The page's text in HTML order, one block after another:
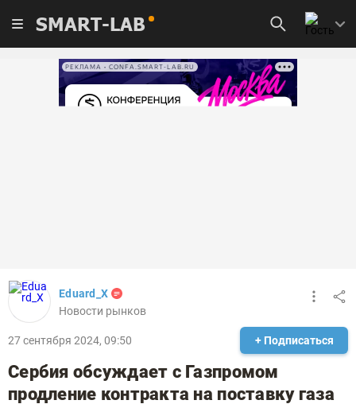
SMART-LAB
РЕКЛАМА • CONFA.SMART-LAB.RU
Eduard_X
Новости рынков
27 сентября 2024, 09:50 + Подписаться
Сербия обсуждает с Газпромом
продление контракта на поставку газа